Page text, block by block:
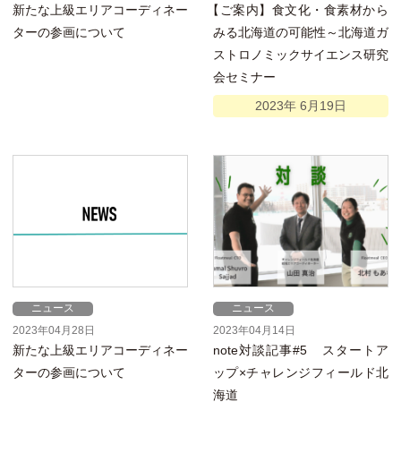
新たな上級エリアコーディネー
ターの参画について
【 ご案内】食文化・食素材から
みる北海道の可能性～北海道ガ
ストロノミックサイエンス研究
会セミナー
2023年 6月 19日
ニュース
2023年04月28日
新たな上級エリアコーディネー
ターの参画について
ニュース
2023年04月14日
note対談記事#5 スタートア
ップ×チャレンジフィールド北
海道